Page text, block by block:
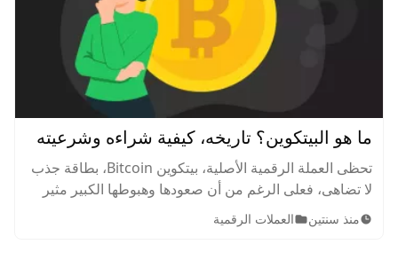
ما هو البيتكوين؟ تاريخه، كيفية شراءه وشرعيته
تحظى العملة الرقمية الأصلية، بيتكوين Bitcoin، بطاقة جذب
لا تضاهى، فعلى الرغم من أن صعودها وهبوطها الكبير مثير
للقلق، إلا أن جاذبيتها كأصل تداول تستقطب الجميع، وتأسر
منذ سنتين العملات الرقمية